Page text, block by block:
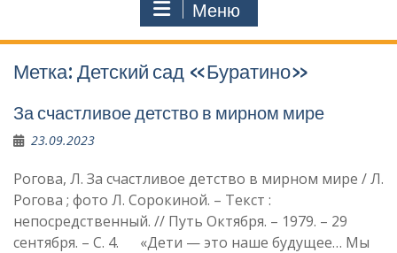
Меню
Метка: Детский сад «Буратино»
За счастливое детство в мирном мире
23.09.2023
Рогова, Л. За счастливое детство в мирном мире / Л.
Рогова ; фото Л. Сорокиной. – Текст :
непосредственный. // Путь Октября. – 1979. – 29
сентября. – С. 4. «Дети — это наше будущее… Мы